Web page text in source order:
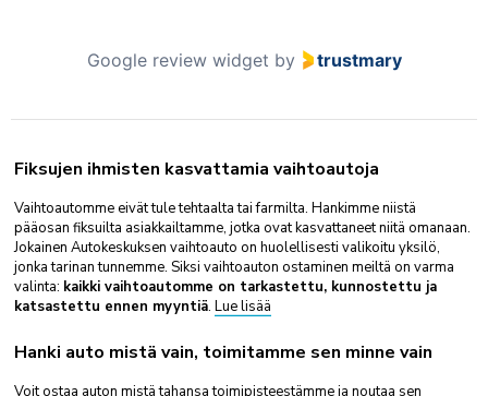
Google review widget by trustmary
Fiksujen ihmisten kasvattamia vaihtoautoja
Vaihtoautomme eivät tule tehtaalta tai farmilta. Hankimme niistä
pääosan fiksuilta asiakkailtamme, jotka ovat kasvattaneet niitä omanaan.
Jokainen Autokeskuksen vaihtoauto on huolellisesti valikoitu yksilö,
jonka tarinan tunnemme. Siksi vaihtoauton ostaminen meiltä on varma
valinta: kaikki vaihtoautomme on tarkastettu, kunnostettu ja
katsastettu ennen myyntiä. Lue lisää
Hanki auto mistä vain, toimitamme sen minne vain
Voit ostaa auton mistä tahansa toimipisteestämme ja noutaa sen